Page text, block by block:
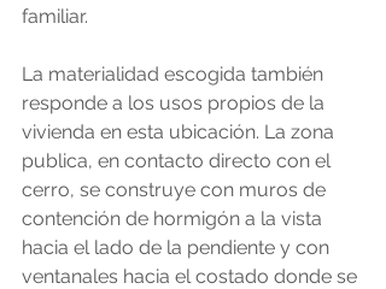
familiar.
La materialidad escogida también
responde a los usos propios de la
vivienda en esta ubicación. La zona
publica, en contacto directo con el
cerro, se construye con muros de
contención de hormigón a la vista
hacia el lado de la pendiente y con
ventanales hacia el costado donde se